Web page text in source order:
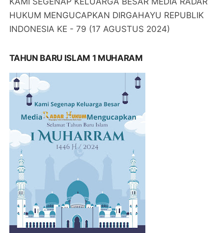
HUKUM MENGUCAPKAN DIRGAHAYU REPUBLIK
INDONESIA KE - 79 (17 AGUSTUS 2024)
TAHUN BARU ISLAM 1 MUHARAM